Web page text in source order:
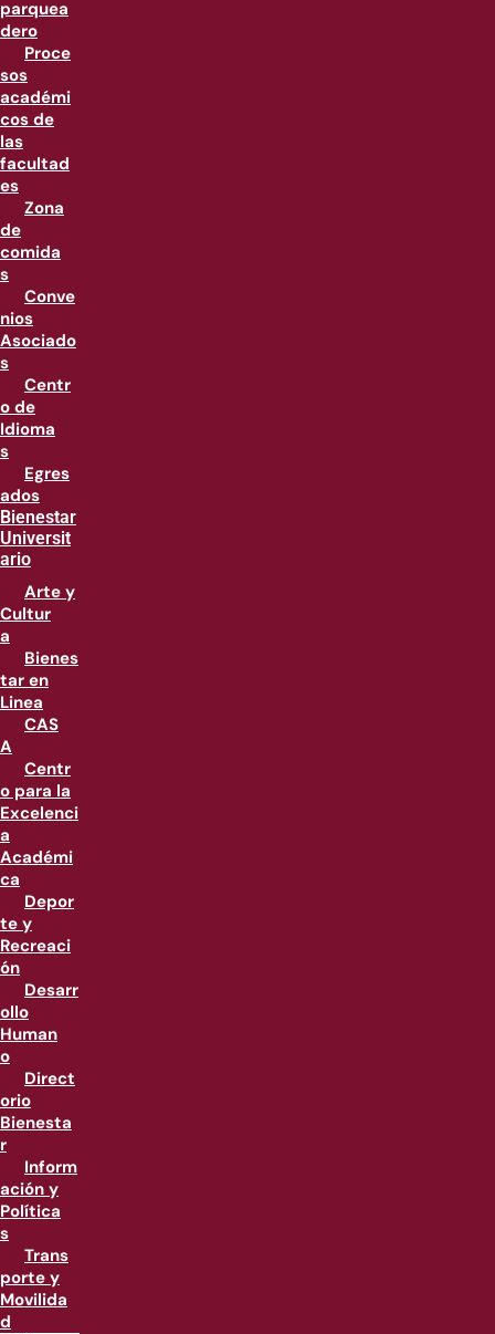
parquea
dero
Proce
sos
académi
cos de
las
facultad
es
Zona
de
comida
s
Conve
nios
Asociado
s
Centr
o de
Idioma
s
Egres
ados
Bienestar
Universit
ario
Arte y
Cultur
a
Bienes
tar en
Linea
CAS
A
Centr
o para la
Excelenci
a
Académi
ca
Depor
te y
Recreaci
ón
Desarr
ollo
Human
o
Direct
orio
Bienesta
r
Inform
ación y
Política
s
Trans
porte y
Movilida
d